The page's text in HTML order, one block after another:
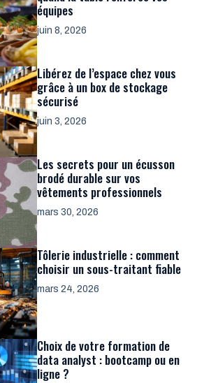
équipes
juin 8, 2026
Libérez de l’espace chez vous
grâce à un box de stockage
sécurisé
juin 3, 2026
Les secrets pour un écusson
brodé durable sur vos
vêtements professionnels
mars 30, 2026
Tôlerie industrielle : comment
choisir un sous-traitant fiable
mars 24, 2026
Choix de votre formation de
data analyst : bootcamp ou en
ligne ?